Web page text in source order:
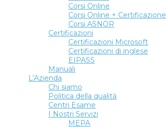
Corsi Online
Corsi Online + Certificazione
Corsi ASNOR
Certificazioni
Certificazioni Microsoft
Certificazioni di inglese
EIPASS
Manuali
L’Azienda
Chi siamo
Politica della qualità
Centri Esame
I Nostri Servizi
MEPA